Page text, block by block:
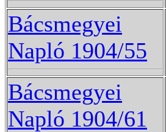
Bácsmegyei
Napló 1904/55
Bácsmegyei
Napló 1904/61